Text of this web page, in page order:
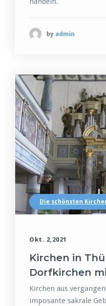
by admin
Die schönsten
Okt. 2,2021
Kirchen in
Dorfkirchen
Kirchen aus
imposante sakrale